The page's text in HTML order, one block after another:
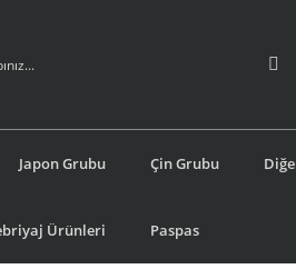
Japon Grubu Çin Grubu
Ürünleri Paspas